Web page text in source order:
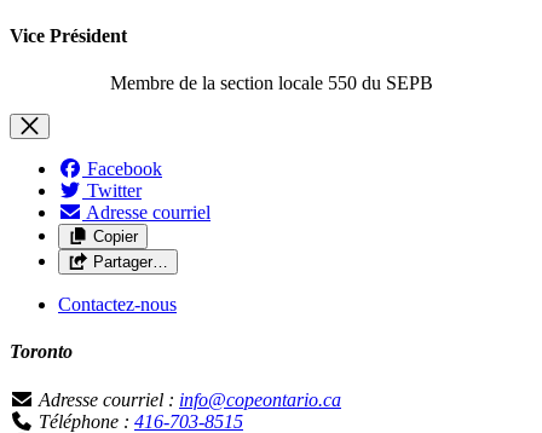
Vice Président
Membre de la section locale 550 du SEPB
Facebook
Twitter
Adresse courriel
Copier
Partager…
Contactez-nous
Toronto
Adresse courriel : info@copeontario.ca
Téléphone : 416-703-8515